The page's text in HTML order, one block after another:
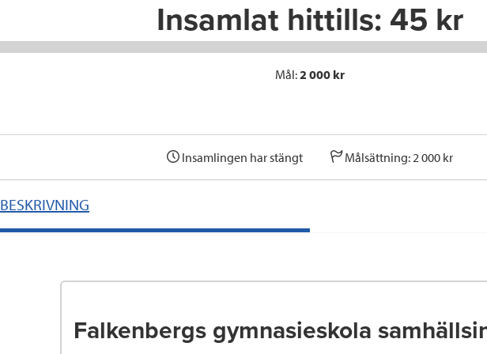
Insamlat hittills: 45 kr
Mål:2 000 kr
Insamlingen har stängt Målsättning: 2 000 kr
BESKRIVNING
Falkenbergs gymnasieskola